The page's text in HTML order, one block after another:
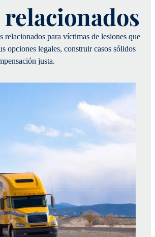
relacionados para víctimas de lesiones que
opciones legales, construir casos sólidos
justa.